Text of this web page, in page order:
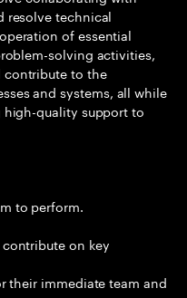
resolve technical
of essential
solving activities,
contribute to the
and systems, all while
quality support to
to perform.
on key
their immediate team and